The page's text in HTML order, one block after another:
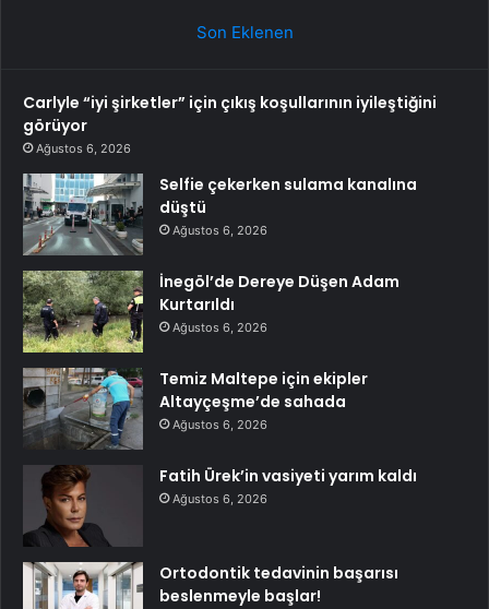
Son Eklenen
Carlyle “iyi şirketler” için çıkış koşullarının iyileştiğini
görüyor
Ağustos 6, 2026
Selfie çekerken sulama kanalına
düştü
Ağustos 6, 2026
İnegöl’de Dereye Düşen Adam
Kurtarıldı
Ağustos 6, 2026
Temiz Maltepe için ekipler
Altayçeşme’de sahada
Ağustos 6, 2026
Fatih Ürek’in vasiyeti yarım kaldı
Ağustos 6, 2026
Ortodontik tedavinin başarısı
beslenmeyle başlar!